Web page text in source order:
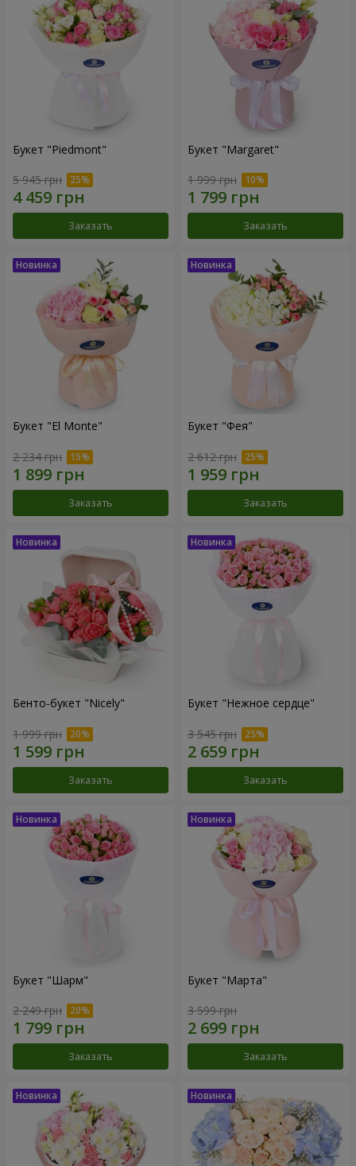
Букет "Piedmont"
5 945 грн
Заказать
Букет "Margaret"
1 999 грн
Заказать
Букет "El Monte"
2 234 грн
Заказать
Букет "Фея"
2 612 грн
Заказать
Бенто-букет "Nicely"
1 999 грн
Заказать
Букет "Нежное сердце"
3 545 грн
Заказать
Букет "Шарм"
2 249 грн
Заказать
Букет "Марта"
3 599 грн
Заказать